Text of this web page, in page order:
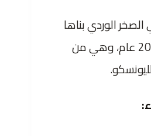
الصخر الوردي بناها
الأنباط قبل أكثر من 2000 عام، وهي من